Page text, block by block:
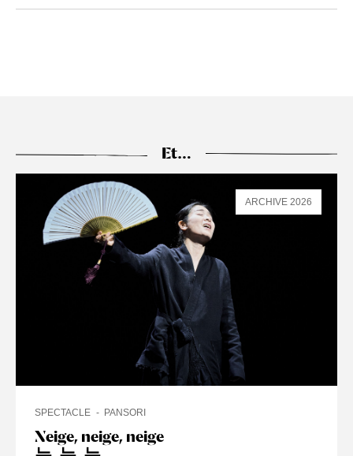
Et…
Neige, neige, neige
SPECTACLE PANSORI
ARCHIVE 2026